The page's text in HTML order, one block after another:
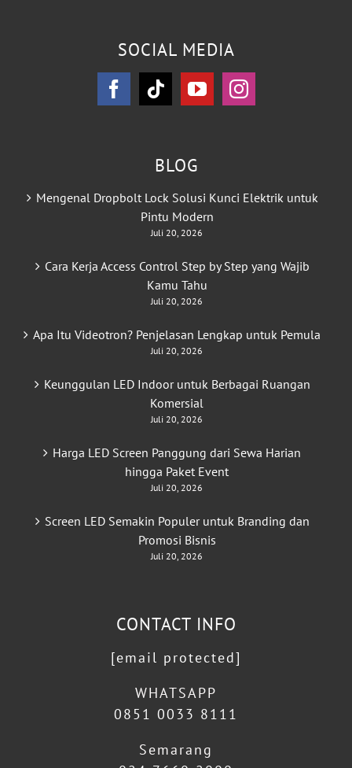
SOCIAL MEDIA
BLOG
Mengenal Dropbolt Lock Solusi Kunci Elektrik untuk
Pintu Modern
Juli 20, 2026
Cara Kerja Access Control Step by Step yang Wajib
Kamu Tahu
Juli 20, 2026
Apa Itu Videotron? Penjelasan Lengkap untuk Pemula
Juli 20, 2026
Keunggulan LED Indoor untuk Berbagai Ruangan
Komersial
Juli 20, 2026
Harga LED Screen Panggung dari Sewa Harian
hingga Paket Event
Juli 20, 2026
Screen LED Semakin Populer untuk Branding dan
Promosi Bisnis
Juli 20, 2026
CONTACT INFO
[email protected]
WHATSAPP
0851 0033 8111
Semarang